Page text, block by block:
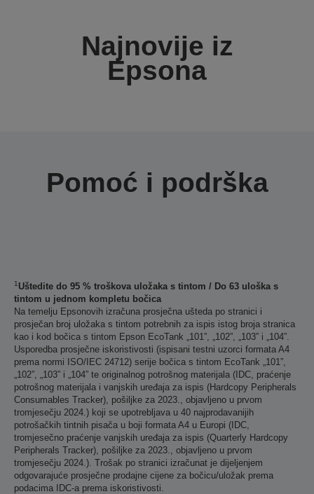
Najnovije iz
Epsona
Pomoć i podrška
1 Uštedite do 95 % troškova uložaka s tintom / Do 63 uloška s
tintom u jednom kompletu bočica
Na temelju Epsonovih izračuna prosječna ušteda po stranici i
prosječan broj uložaka s tintom potrebnih za ispis istog broja stranica
kao i kod bočica s tintom Epson EcoTank „101”, „102”, „103” i „104”.
Usporedba prosječne iskoristivosti (ispisani testni uzorci formata A4
prema normi ISO/IEC 24712) serije bočica s tintom EcoTank „101”,
„102”, „103” i „104” te originalnog potrošnog materijala (IDC, praćenje
potrošnog materijala i vanjskih uređaja za ispis (Hardcopy Peripherals
Consumables Tracker), pošiljke za 2023., objavljeno u prvom
tromjesečju 2024.) koji se upotrebljava u 40 najprodavanijih
potrošačkih tintnih pisača u boji formata A4 u Europi (IDC,
tromjesečno praćenje vanjskih uređaja za ispis (Quarterly Hardcopy
Peripherals Tracker), pošiljke za 2023., objavljeno u prvom
tromjesečju 2024.). Trošak po stranici izračunat je dijeljenjem
odgovarajuće prosječne prodajne cijene za bočicu/uložak prema
podacima IDC-a prema iskoristivosti.